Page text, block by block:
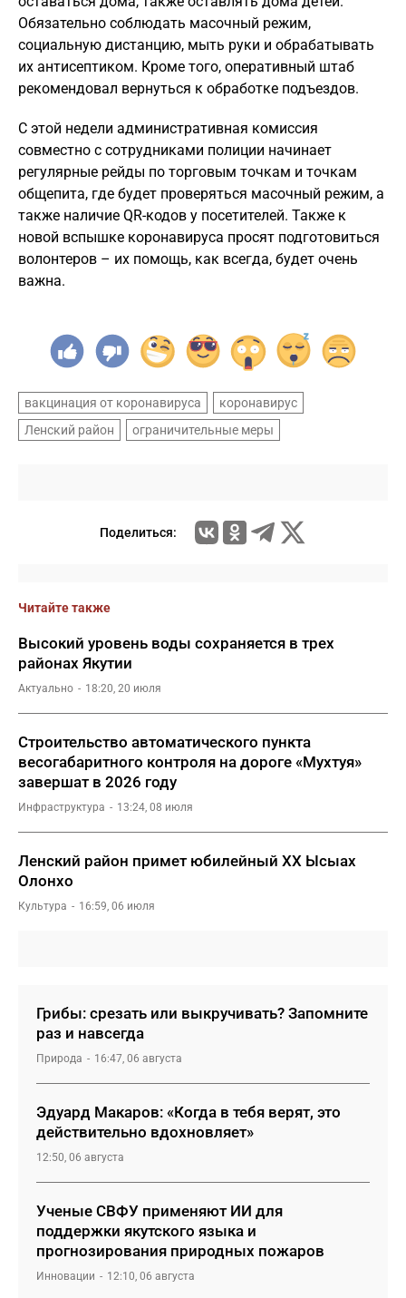
Обязательно соблюдать масочный режим,
социальную дистанцию, мыть руки и обрабатывать
их антисептиком. Кроме того, оперативный штаб
рекомендовал вернуться к обработке подъездов.
С этой недели административная комиссия
совместно с сотрудниками полиции начинает
регулярные рейды по торговым точкам и точкам
общепита, где будет проверяться масочный режим, а
также наличие QR-кодов у посетителей. Также к
новой вспышке коронавируса просят подготовиться
волонтеров – их помощь, как всегда, будет очень
важна.
вакцинация от коронавируса
коронавирус
Ленский район
ограничительные меры
Поделиться:
Читайте также
Высокий уровень воды сохраняется в трех
районах Якутии
Актуально 18:20, 20 июля
Строительство автоматического пункта
весогабаритного контроля на дороге «Мухтуя»
завершат в 2026 году
Инфраструктура 13:24, 08 июля
Ленский район примет юбилейный XX Ысыах
Олонхо
Культура 16:59, 06 июля
Грибы: срезать или выкручивать? Запомните
раз и навсегда
Природа 16:47, 06 августа
Эдуард Макаров: «Когда в тебя верят, это
действительно вдохновляет»
12:50, 06 августа
Ученые СВФУ применяют ИИ для
поддержки якутского языка и
прогнозирования природных пожаров
Инновации 12:10, 06 августа